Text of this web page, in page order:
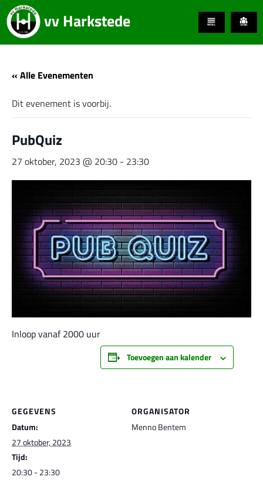
vv Harkstede
« Alle Evenementen
Dit evenement is voorbij.
PubQuiz
27 oktober, 2023 @ 20:30 - 23:30
Inloop vanaf 2000 uur
Toevoegen aan kalender
GEGEVENS
Datum:
27 oktober, 2023
Tijd:
20:30 - 23:30
ORGANISATOR
Menno Bentem